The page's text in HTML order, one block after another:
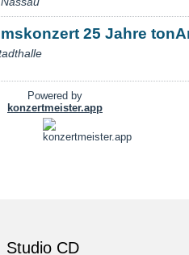
Studio CD